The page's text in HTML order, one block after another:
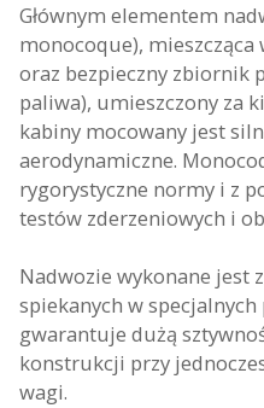
Głównym elementem
monocoque),
oraz bezpieczny zbiornik
paliwa), umieszczony za
kabiny mocowany jest
aerodynamiczne.
rygorystyczne normy i z
testów zderzeniowych i
Nadwozie wykonane jest
spiekanych w specjalnych
gwarantuje dużą
konstrukcji przy
wagi.